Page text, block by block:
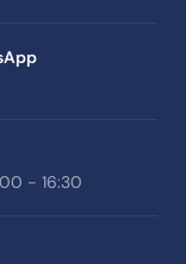
- 16:30